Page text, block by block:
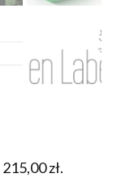
215,00zł.